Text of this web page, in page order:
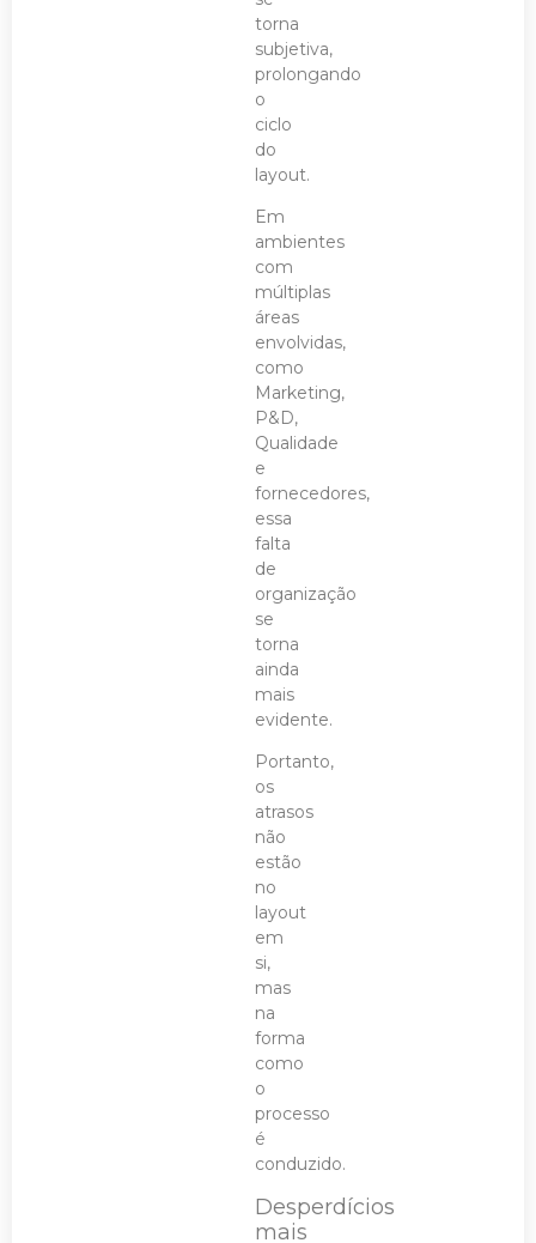
torna
subjetiva,
prolongando
o
ciclo
do
layout.
Em
ambientes
com
múltiplas
áreas
envolvidas,
como
Marketing,
P&D,
Qualidade
e
fornecedores,
essa
falta
de
organização
se
torna
ainda
mais
evidente.
Portanto,
os
atrasos
não
estão
no
layout
em
si,
mas
na
forma
como
o
processo
é
conduzido.
Desperdícios
mais